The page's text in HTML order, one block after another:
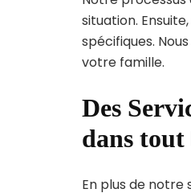
situation.
spécifiques.
votre famille.
Des
dans tout
En plus de notre